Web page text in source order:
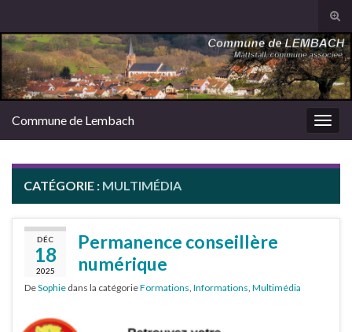
Search for:
Commune de Lembach
CATÉGORIE : MULTIMÉDIA
DÉC
18
2025
Permanence conseillère
numérique
DeSophie dans la catégorieFormations Informations Multimédia